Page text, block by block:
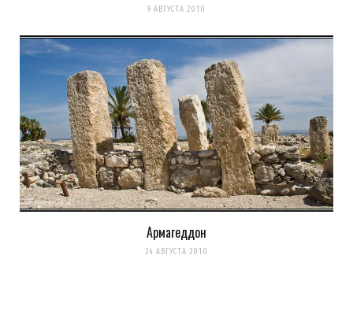
9 АВГУСТА 2010
Армагеддон
24 АВГУСТА 2010